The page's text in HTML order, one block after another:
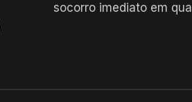
socorro imediato em